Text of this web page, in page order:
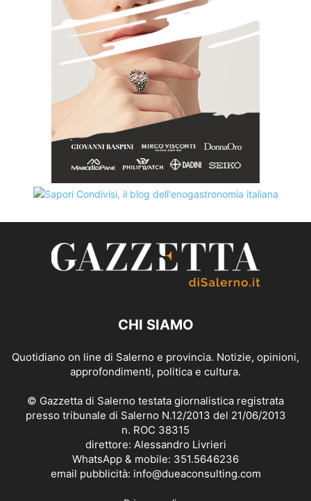
CHI SIAMO
Quotidiano on line di Salerno e provincia. Notizie, opinioni,
approfondimenti, politica e cultura.
© Gazzetta di Salerno testata giornalistica registrata
presso tribunale di Salerno N.12/2013 del 21/06/2013
n. ROC 38315
direttore: Alessandro Livrieri
WhatsApp & mobile: 351.5646236
email pubblicità: info@dueaconsulting.com